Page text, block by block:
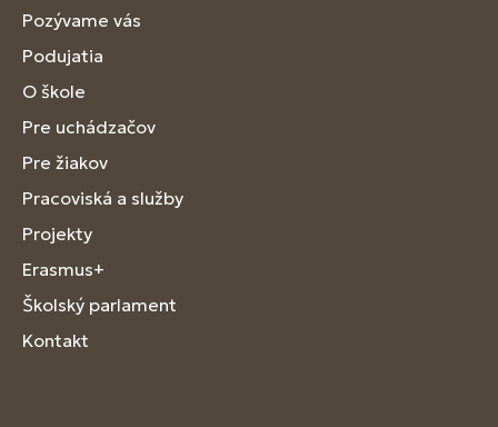
Pozývame vás
Podujatia
O škole
Pre uchádzačov
Pre žiakov
Pracoviská a služby
Projekty
Erasmus+
Školský parlament
Kontakt